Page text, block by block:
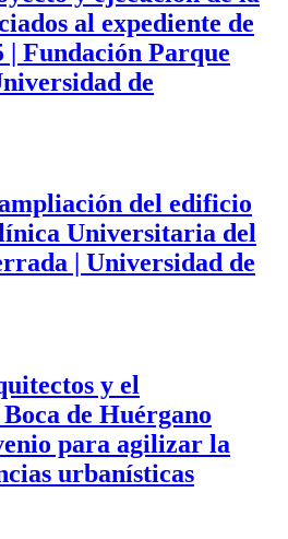
al expediente de
| Fundación Parque
de
del edificio
Universitaria del
| Universidad de
y el
de Huérgano
para agilizar la
urbanísticas